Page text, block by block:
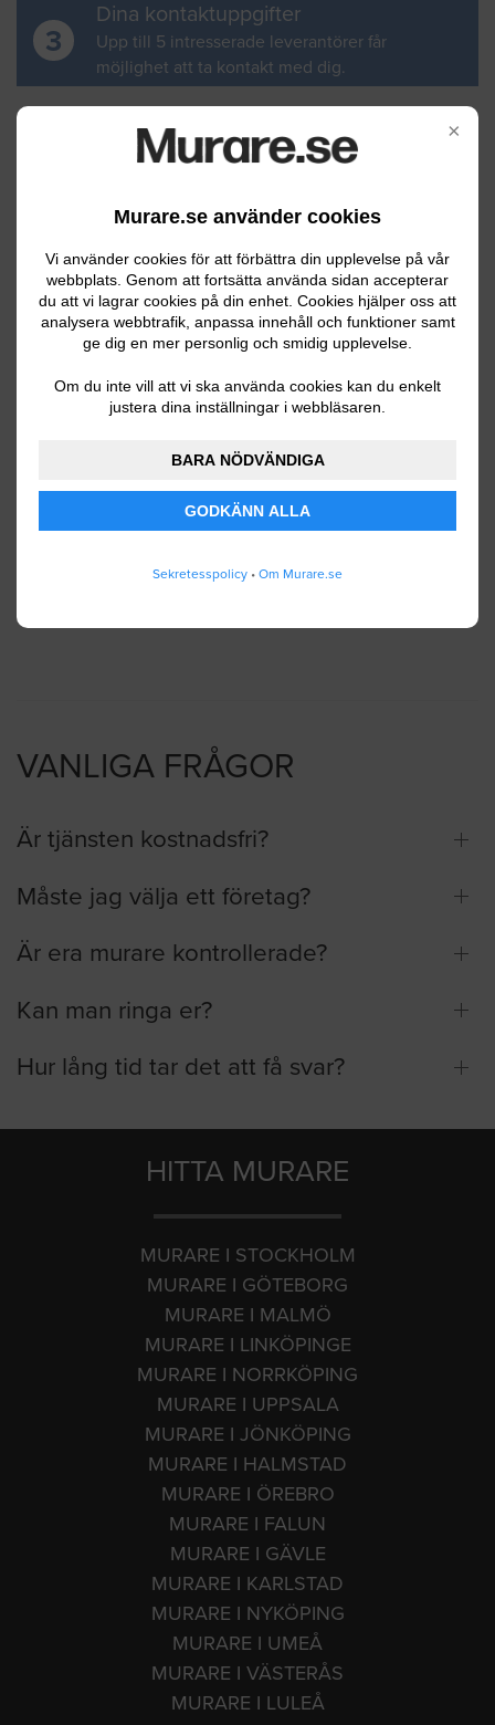
×
Murare.se använder cookies
Vi använder cookies för att förbättra din upplevelse på vår
webbplats. Genom att fortsätta använda sidan accepterar
du att vi lagrar cookies på din enhet. Cookies hjälper oss att
analysera webbtrafik, anpassa innehåll och funktioner samt
ge dig en mer personlig och smidig upplevelse.
Om du inte vill att vi ska använda cookies kan du enkelt
justera dina inställningar i webbläsaren.
BARA NÖDVÄNDIGA
GODKÄNN ALLA
Sekretesspolicy • Om Murare.se
3
Dina kontaktuppgifter
Upp till 5 intresserade leverantörer får
möjlighet att ta kontakt med dig.
Ditt för- och efternamn
Din e-postadress
Ditt telefonnummer
mina personuppgifter enligtanvändarvillkoren
VANLIGA FRÅGOR
Är tjänsten kostnadsfri?
Måste jag välja ett företag?
Är era murare kontrollerade?
Kan man ringa er?
Hur lång tid tar det att få svar?
HITTA MURARE
MURARE I STOCKHOLM
MURARE I GÖTEBORG
MURARE I MALMÖ
MURARE I LINKÖPINGE
MURARE I NORRKÖPING
MURARE I UPPSALA
MURARE I JÖNKÖPING
MURARE I HALMSTAD
MURARE I ÖREBRO
MURARE I FALUN
MURARE I GÄVLE
MURARE I KARLSTAD
MURARE I NYKÖPING
MURARE I UMEÅ
MURARE I VÄSTERÅS
MURARE I LULEÅ